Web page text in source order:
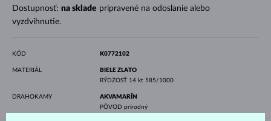
Dostupnosť: na sklade pripravené na odoslanie alebo
vyzdvihnutie.
KÓD K0772102
MATERIÁL
BIELE ZLATO
RÝDZOSŤ 14 kt 585/1000
DRAHOKAMY
AKVAMARÍN
PÔVOD prírodný